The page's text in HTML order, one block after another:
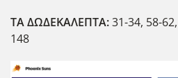
ΤΑ ΔΩΔΕΚΑΛΕΠΤΑ:31-34, 58-
148